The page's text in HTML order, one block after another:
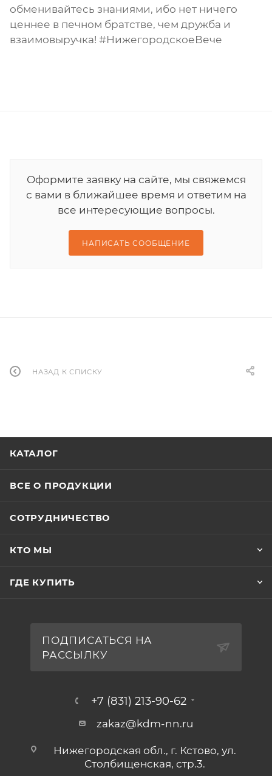
обменивайтесь знаниями, ибо нет ничего
ценнее в печном братстве, чем дружба и
взаимовыручка! #НижегородскоеВече
Оформите заявку на сайте, мы свяжемся
с вами в ближайшее время и ответим на
все интересующие вопросы.
НАПИСАТЬ СООБЩЕНИЕ
НАЗАД К СПИСКУ
КАТАЛОГ
ВСЕ О ПРОДУКЦИИ
СОТРУДНИЧЕСТВО
КТО МЫ
ГДЕ КУПИТЬ
ПОДПИСАТЬСЯ НА
РАССЫЛКУ
+7 (831) 213-90-62
zakaz@kdm-nn.ru
Нижегородская обл., г. Кстово, ул.
Столбищенская, стр.3.